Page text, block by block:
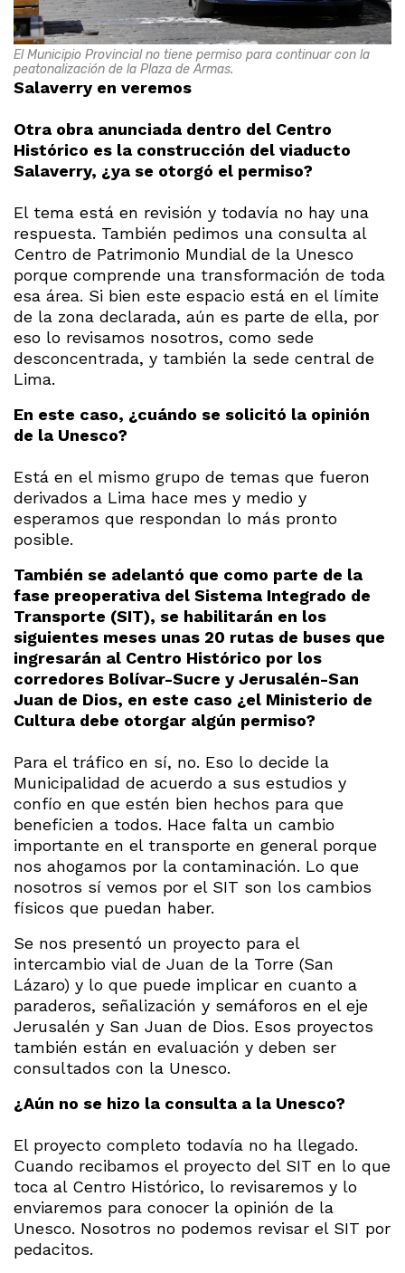
El Municipio Provincial no tiene permiso para continuar con la
peatonalización de la Plaza de Armas.
Salaverry en veremos
Otra obra anunciada dentro del Centro
Histórico es la construcción del viaducto
Salaverry, ¿ya se otorgó el permiso?
El tema está en revisión y todavía no hay una
respuesta. También pedimos una consulta al
Centro de Patrimonio Mundial de la Unesco
porque comprende una transformación de toda
esa área. Si bien este espacio está en el límite
de la zona declarada, aún es parte de ella, por
eso lo revisamos nosotros, como sede
desconcentrada, y también la sede central de
Lima.
En este caso, ¿cuándo se solicitó la opinión
de la Unesco?
Está en el mismo grupo de temas que fueron
derivados a Lima hace mes y medio y
esperamos que respondan lo más pronto
posible.
También se adelantó que como parte de la
fase preoperativa del Sistema Integrado de
Transporte (SIT), se habilitarán en los
siguientes meses unas 20 rutas de buses que
ingresarán al Centro Histórico por los
corredores Bolívar-Sucre y Jerusalén-San
Juan de Dios, en este caso ¿el Ministerio de
Cultura debe otorgar algún permiso?
Para el tráfico en sí, no. Eso lo decide la
Municipalidad de acuerdo a sus estudios y
confío en que estén bien hechos para que
beneficien a todos. Hace falta un cambio
importante en el transporte en general porque
nos ahogamos por la contaminación. Lo que
nosotros sí vemos por el SIT son los cambios
físicos que puedan haber.
Se nos presentó un proyecto para el
intercambio vial de Juan de la Torre (San
Lázaro) y lo que puede implicar en cuanto a
paraderos, señalización y semáforos en el eje
Jerusalén y San Juan de Dios. Esos proyectos
también están en evaluación y deben ser
consultados con la Unesco.
¿Aún no se hizo la consulta a la Unesco?
El proyecto completo todavía no ha llegado.
Cuando recibamos el proyecto del SIT en lo que
toca al Centro Histórico, lo revisaremos y lo
enviaremos para conocer la opinión de la
Unesco. Nosotros no podemos revisar el SIT por
pedacitos.